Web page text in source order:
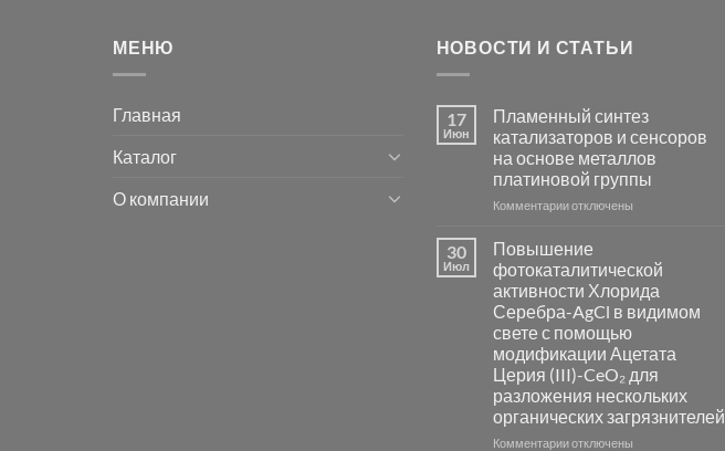
МЕНЮ
Главная
Каталог
О компании
НОВОСТИ И СТАТЬИ
17
Июн
Пламенный синтез
катализаторов и сенсоров
на основе металлов
платиновой группы
Комментариик
синтез
катализаторов
и
сенсоров
на
основе
металлов
платиновой
группы
отключены
30
Июл
Повышение
фотокаталитической
активности Хлорида
Серебра-AgCl в видимом
свете с помощью
модификации Ацетата
Церия (III)-CeO₂ для
разложения нескольких
органических загрязнителей
Комментариикотключены